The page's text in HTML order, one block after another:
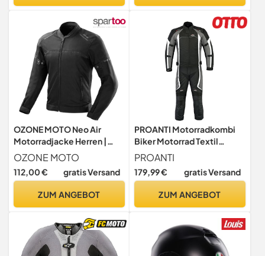
(Männer, Rot, M)
OZONE MOTO Neo Air
Motorradjacke Herren |
Textil | Ellbogen und
Schulterprotektoren Stufe
1 | Rückenprotektortasche |
Belüftungspaneele
OZONE MOTO
112,00 € gratis Versand
ZUM ANGEBOT
PROANTI Motorradkombi
Biker Motorrad Textil
Kombi wasserdichte Jacke
und Hose - Größe XL
PROANTI
179,99 € gratis Versand
ZUM ANGEBOT